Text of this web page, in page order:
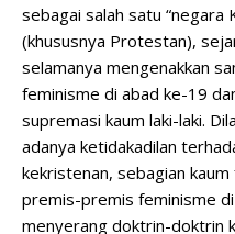
sebagai salah satu “negara
(khususnya Protestan),
selamanya mengenakkan
feminisme di abad ke-19
supremasi kaum laki-laki.
adanya ketidakadilan
kekristenan, sebagian
premis-premis feminisme
menyerang doktrin-doktrin